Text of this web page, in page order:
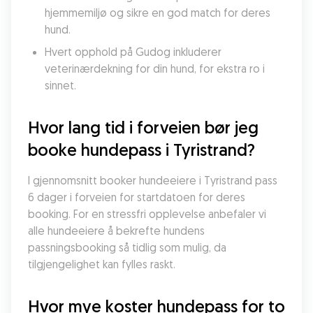
hjemmemiljø og sikre en god match for deres
hund.
Hvert opphold på Gudog inkluderer
veterinærdekning for din hund, for ekstra ro i
sinnet.
Hvor lang tid i forveien bør jeg
booke hundepass i Tyristrand?
I gjennomsnitt booker hundeeiere i Tyristrand pass
6 dager i forveien for startdatoen for deres
booking. For en stressfri opplevelse anbefaler vi
alle hundeeiere å bekrefte hundens
passningsbooking så tidlig som mulig, da
tilgjengelighet kan fylles raskt.
Hvor mye koster hundepass for to